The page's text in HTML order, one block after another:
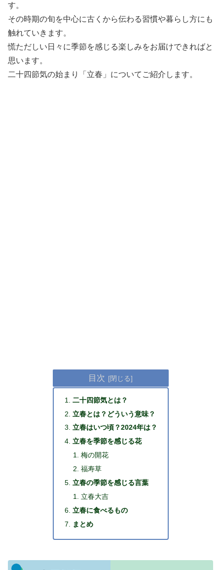
す。
その時期の旬を中心に古くから伝わる習慣や暮らし方にも
触れていきます。
慌ただしい日々に季節を感じる楽しみをお届けできればと
思います。
二十四節気の始まり「立春」についてご紹介します。
目次
二十四節気とは？
立春とは？どういう意味？
立春はいつ頃？2024年は？
立春を季節を感じる花
梅の開花
福寿草
立春の季節を感じる言葉
立春大吉
立春に食べるもの
まとめ